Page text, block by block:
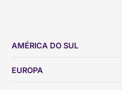
AMÉRICA DO SUL
Brasil
EUROPA